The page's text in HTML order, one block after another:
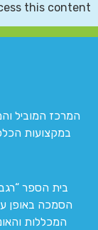
this content
במקצועות
בית הספר
הסמכה באופן
המכללות